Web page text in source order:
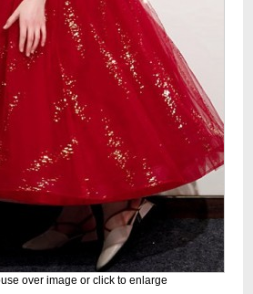
over image or click to enlarge